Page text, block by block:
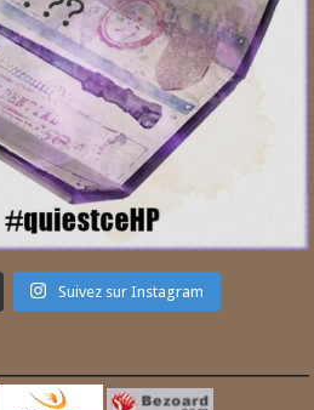
Suivez sur Instagram